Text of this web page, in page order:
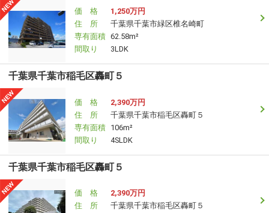
価 格
1,250万円
住 所
千葉県千葉市緑区椎名崎町
専有面積 62.58m²
間取り
3LDK
千葉県千葉市稲毛区轟町５
価 格
2,390万円
住 所
千葉県千葉市稲毛区轟町５
専有面積 106m²
間取り
4SLDK
千葉県千葉市稲毛区轟町５
価 格
2,390万円
住 所
千葉県千葉市稲毛区轟町５